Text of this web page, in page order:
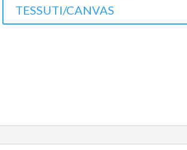
TESSUTI/CANVAS